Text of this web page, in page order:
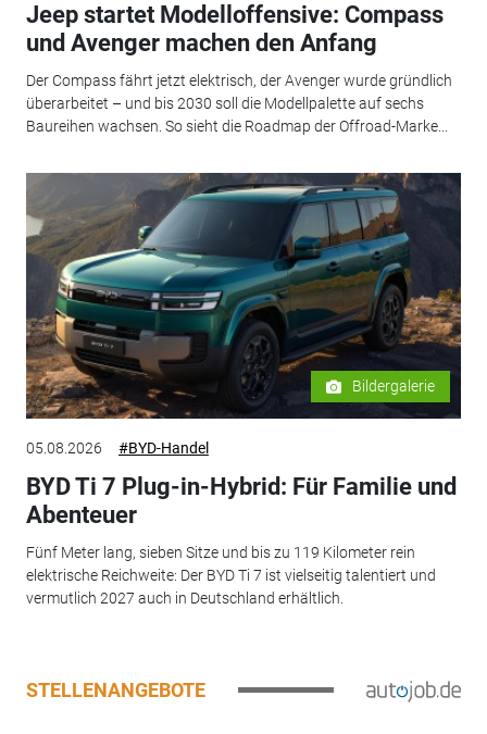
Jeep startet Modelloffensive: Compass
und Avenger machen den Anfang
Der Compass fährt jetzt elektrisch, der Avenger wurde gründlich
überarbeitet – und bis 2030 soll die Modellpalette auf sechs
Baureihen wachsen. So sieht die Roadmap der Offroad-Marke...
Bildergalerie
05.08.2026 #BYD-Handel
BYD Ti 7 Plug-in-Hybrid: Für Familie und
Abenteuer
Fünf Meter lang, sieben Sitze und bis zu 119 Kilometer rein
elektrische Reichweite: Der BYD Ti 7 ist vielseitig talentiert und
vermutlich 2027 auch in Deutschland erhältlich.
STELLENANGEBOTE